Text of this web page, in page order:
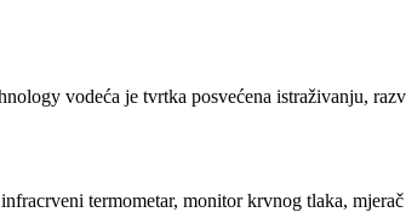
vodeća je tvrtka posvećena istraživanju,
termometar, monitor krvnog tlaka,